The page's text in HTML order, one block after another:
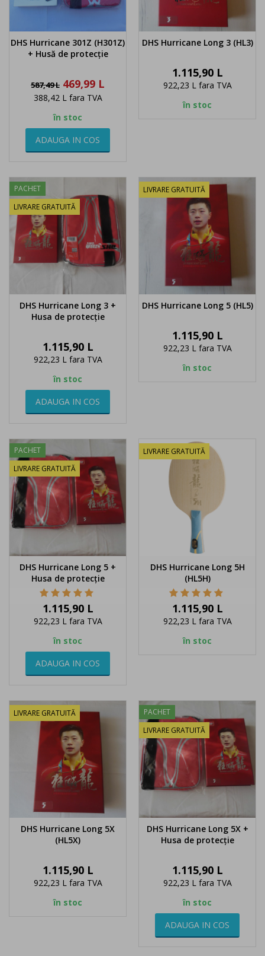
DHS Hurricane 301Z (H301Z)
+ Husă de protecție
Pret
de
baza
587,49 L Pret
469,99 L
388,42 L fara TVA
în stoc
ADAUGA IN COS
DHS Hurricane Long 3 (HL3)
Pret
1.115,90 L
922,23 L fara TVA
în stoc
PACHET
LIVRARE GRATUITĂ
DHS Hurricane Long 3 +
Husa de protecție
Pret
1.115,90 L
922,23 L fara TVA
în stoc
ADAUGA IN COS
LIVRARE GRATUITĂ
DHS Hurricane Long 5 (HL5)
Pret
1.115,90 L
922,23 L fara TVA
în stoc
PACHET
LIVRARE GRATUITĂ
DHS Hurricane Long 5 +
Husa de protecție
Pret
1.115,90 L
922,23 L fara TVA
în stoc
ADAUGA IN COS
LIVRARE GRATUITĂ
DHS Hurricane Long 5H
(HL5H)
Pret
1.115,90 L
922,23 L fara TVA
în stoc
LIVRARE GRATUITĂ
DHS Hurricane Long 5X
(HL5X)
Pret
1.115,90 L
922,23 L fara TVA
în stoc
PACHET
LIVRARE GRATUITĂ
DHS Hurricane Long 5X +
Husa de protecție
Pret
1.115,90 L
922,23 L fara TVA
în stoc
ADAUGA IN COS